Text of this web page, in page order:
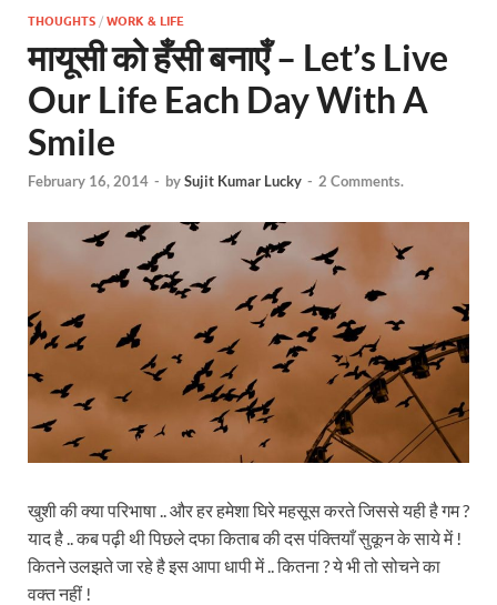
THOUGHTS / WORK & LIFE
मायूसी को हँसी बनाएँ – Let’s Live
Our Life Each Day With A
Smile
February 16, 2014 - bySujit Kumar Lucky - 2 Comments.
खुशी की क्या परिभाषा .. और हर हमेशा घिरे महसूस करते जिससे यही है गम ?
याद है .. कब पढ़ी थी पिछले दफा किताब की दस पंक्तियाँ सुकून के साये में !
कितने उलझते जा रहे है इस आपा धापी में .. कितना ? ये भी तो सोचने का
वक्त नहीं !